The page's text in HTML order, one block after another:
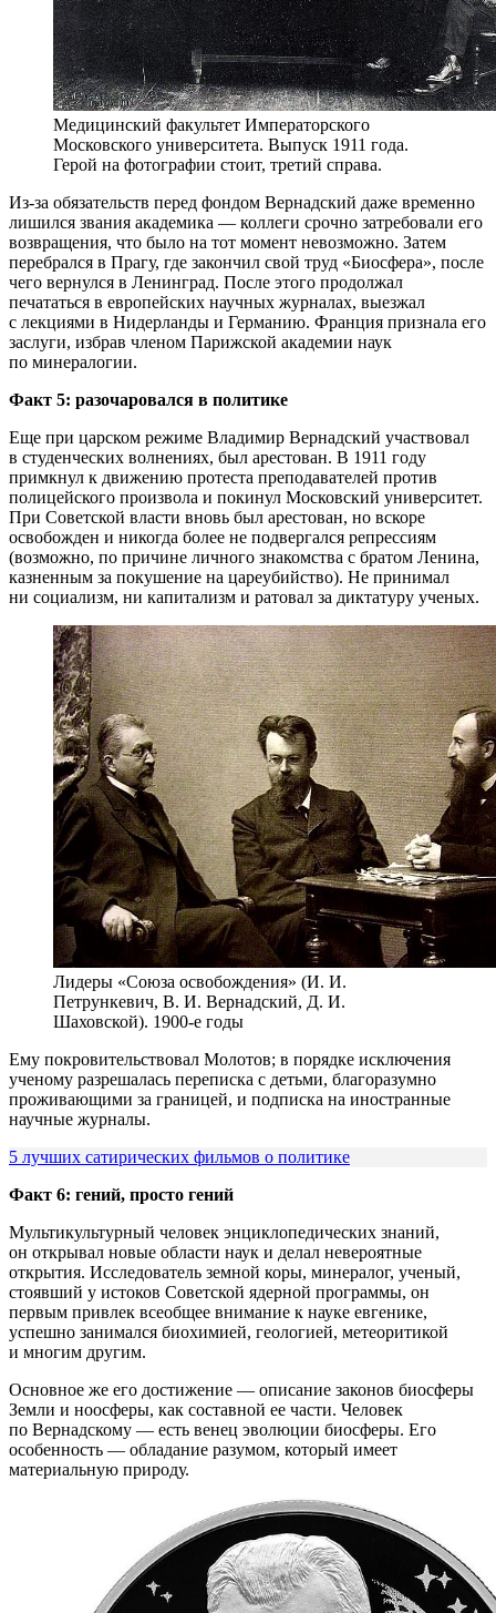
Медицинский факультет Императорского
Московского университета. Выпуск 1911 года.
Герой на фотографии стоит, третий справа.
Из-за обязательств перед фондом Вернадский даже временно
лишился звания академика — коллеги срочно затребовали его
возвращения, что было на тот момент невозможно. Затем
перебрался в Прагу, где закончил свой труд «Биосфера», после
чего вернулся в Ленинград. После этого продолжал
печататься в европейских научных журналах, выезжал
с лекциями в Нидерланды и Германию. Франция признала его
заслуги, избрав членом Парижской академии наук
по минералогии.
Факт 5: разочаровался в политике
Еще при царском режиме Владимир Вернадский участвовал
в студенческих волнениях, был арестован. В 1911 году
примкнул к движению протеста преподавателей против
полицейского произвола и покинул Московский университет.
При Советской власти вновь был арестован, но вскоре
освобожден и никогда более не подвергался репрессиям
(возможно, по причине личного знакомства с братом Ленина,
казненным за покушение на цареубийство). Не принимал
ни социализм, ни капитализм и ратовал за диктатуру ученых.
Лидеры «Союза освобождения» (И. И.
Петрункевич, В. И. Вернадский, Д. И.
Шаховской). 1900-е годы
Ему покровительствовал Молотов; в порядке исключения
ученому разрешалась переписка с детьми, благоразумно
проживающими за границей, и подписка на иностранные
научные журналы.
5 лучших сатирических фильмов о политике
Факт 6: гений, просто гений
Мультикультурный человек энциклопедических знаний,
он открывал новые области наук и делал невероятные
открытия. Исследователь земной коры, минералог, ученый,
стоявший у истоков Советской ядерной программы, он
первым привлек всеобщее внимание к науке евгенике,
успешно занимался биохимией, геологией, метеоритикой
и многим другим.
Основное же его достижение — описание законов биосферы
Земли и ноосферы, как составной ее части. Человек
по Вернадскому — есть венец эволюции биосферы. Его
особенность — обладание разумом, который имеет
материальную природу.